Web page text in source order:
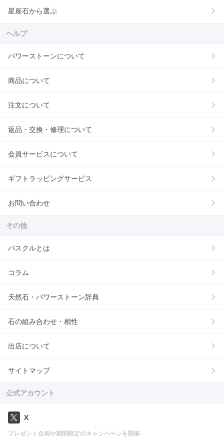
星座石から選ぶ
ヘルプ
パワーストーンについて
商品について
注文について
返品・交換・修理について
会員サービスについて
ギフトラッピングサービス
お問い合わせ
その他
パスクルとは
コラム
天然石・パワーストーン辞典
石の組み合わせ・相性
出店について
サイトマップ
公式アカウント
X
プレゼント企画や期間限定のキャンペーンを開催